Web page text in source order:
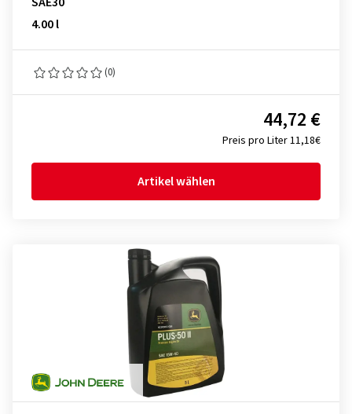
4.00 l
(0)
Preis pro Liter 11,18€
44,72 €
Artikel wählen